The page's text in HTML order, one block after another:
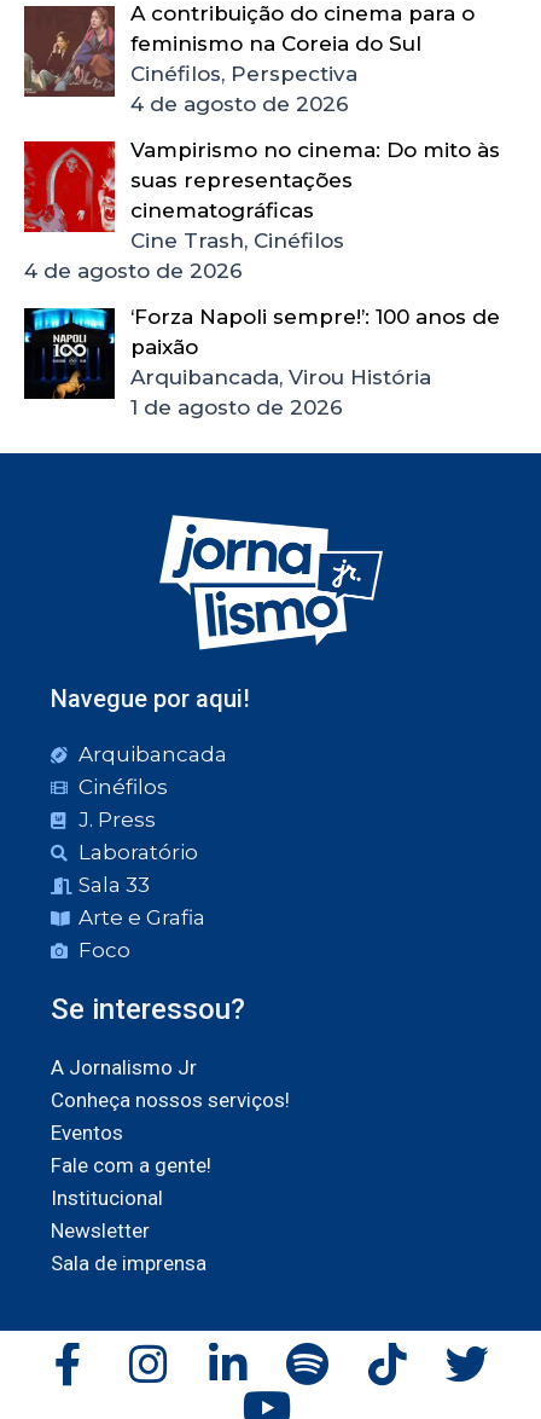
A contribuição do cinema para o
feminismo na Coreia do Sul
Cinéfilos, Perspectiva
4 de agosto de 2026
Vampirismo no cinema: Do mito às
suas representações
cinematográficas
Cine Trash, Cinéfilos
4 de agosto de 2026
‘Forza Napoli sempre!’: 100 anos de
paixão
Arquibancada, Virou História
1 de agosto de 2026
Navegue por aqui!
Arquibancada
Cinéfilos
J. Press
Laboratório
Sala 33
Arte e Grafia
Foco
Se interessou?
A Jornalismo Jr
Conheça nossos serviços!
Eventos
Fale com a gente!
Institucional
Newsletter
Sala de imprensa